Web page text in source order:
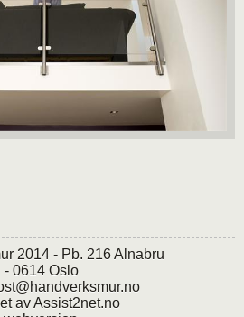
2014 - Pb. 216 Alnabru
- 0614 Oslo
avAssist2net.no